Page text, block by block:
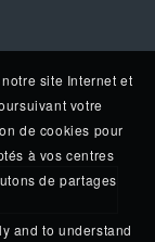
site Internet et
votre
de cookies pour
à vos centres
de partages
and to understand